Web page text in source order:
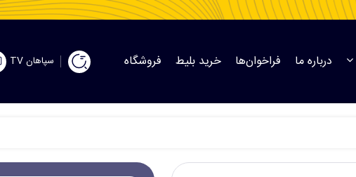
درباره ما فراخوان‌ها خرید بلیط فروشگاه سپاهان TV